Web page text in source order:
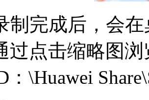
完成后，会在
过点击缩略图
\Huawei